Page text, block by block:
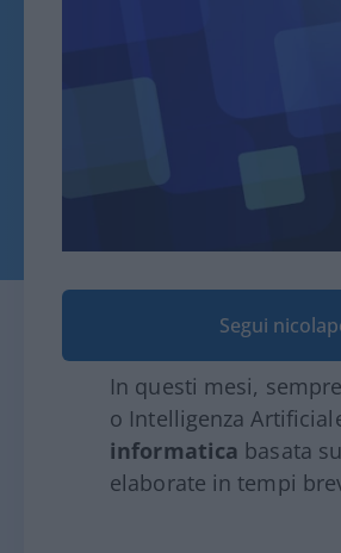
Segui
In questi mesi,
o Intelligenza
informatica basata
elaborate in tempi